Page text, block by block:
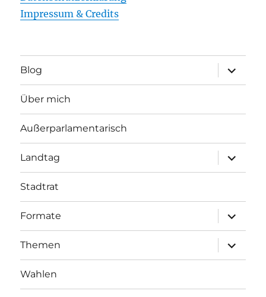
Impressum & Credits
Blog
öffnen
Über mich
Außerparlamentarisch
Landtag
öffnen
Stadtrat
Formate
öffnen
Themen
öffnen
Wahlen